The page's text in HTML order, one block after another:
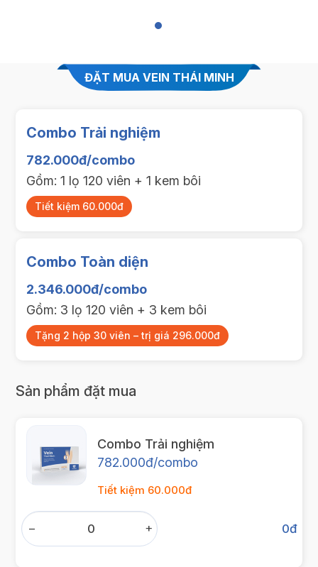
ĐẶT MUA VEIN THÁI MINH
Combo Trải nghiệm
782.000đ/combo
Gồm: 1 lọ 120 viên + 1 kem bôi
Tiết kiệm 60.000đ
Combo Toàn diện
2.346.000đ/combo
Gồm: 3 lọ 120 viên + 3 kem bôi
Tặng 2 hộp 30 viên – trị giá 296.000đ
Sản phẩm đặt mua
Combo Trải nghiệm
782.000đ/combo
Tiết kiệm 60.000đ
+
− 0đ